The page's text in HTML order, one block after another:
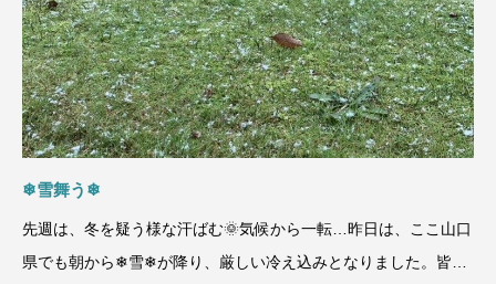
❄雪舞う❄
先週は、冬を疑う様な汗ばむ🌞気候から一転…昨日は、ここ山口
県でも朝から❄雪❄が降り、厳しい冷え込みとなりました。皆さ